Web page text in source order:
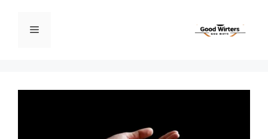
المحتوى
القائمة